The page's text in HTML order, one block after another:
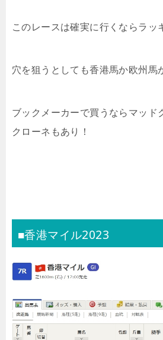
このレースは確実に行くならラッ
穴を狙うとしても香港馬か欧州馬
ブックメーカーで買うならマッド
クローネもあり！
■香港マイル2023